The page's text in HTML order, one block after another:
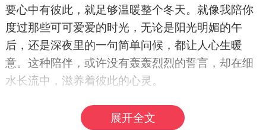
要心中有彼此，就足够温暖整个冬天。就像我陪你
度过那些可可爱爱的时光，无论是阳光明媚的午
后，还是深夜里的一句简单问候，都让人心生暖
意。这种陪伴，或许没有轰轰烈烈的誓言，却在细
水长流中，滋养着彼此的心灵。
有时候，友情就像一杯浓郁的咖啡，虽不常
喝，却每次都能带来满满的温暖。我们或许没有太
展开全文